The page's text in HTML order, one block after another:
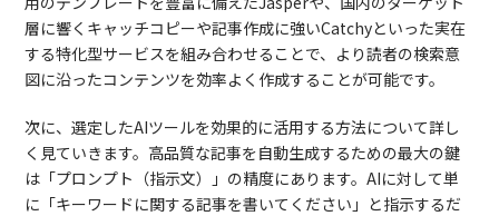
層に響くキャッチコピーや記事作成に強いCatchyといった実在
する特化型サービスを組み合わせることで、より読者の検索意
図に沿ったコンテンツを効率よく作成することが可能です。
次に、選定したAIツールを効果的に活用する方法について詳し
く見ていきます。高品質な記事を自動生成するための最大の鍵
は「プロンプト（指示文）」の精度にあります。AIに対して単
に「キーワードに関する記事を書いてください」と指示するだ